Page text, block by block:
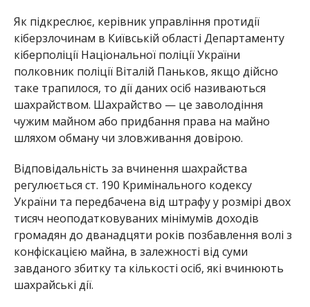
Як підкреслює, керівникуправління протидії
кіберзлочинам в Київській області Департаменту
кіберполіції Національної поліції України
полковник поліції Віталій Паньков, якщо дійсно
таке трапилося, то дії даних осіб називаються
шахрайством. Шахрайство —це заволодіння
чужим майном або придбання права на майно
шляхом обману чи зловживання довірою.
Відповідальність за вчинення шахрайства
регулюється ст. 190 Кримінального кодексу
України та передбачена від штрафу у розмірі двох
тисяч неоподатковуваних мінімумів доходів
громадян до дванадцяти років позбавлення волі з
конфіскацією майна, в залежності від суми
завданого збитку та кількості осіб, які вчинюють
шахрайські дії.